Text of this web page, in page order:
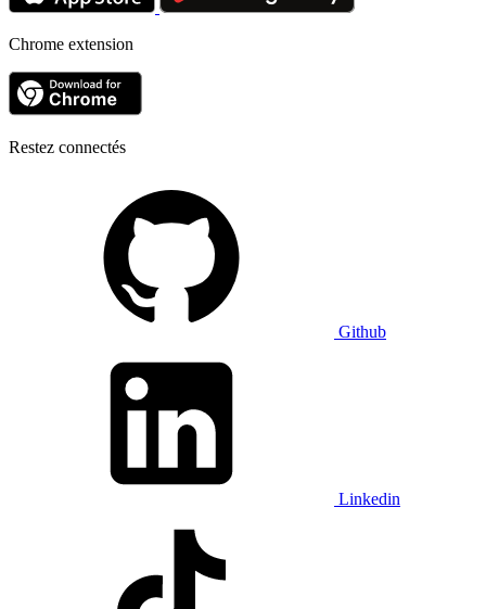
Chrome extension
Restez connectés
Github
Linkedin